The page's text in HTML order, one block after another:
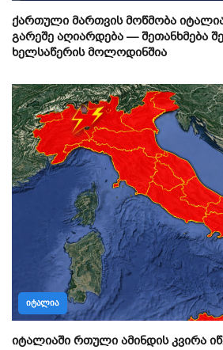
ქართული მართვის მოწმობა
გარეშე აღიარდება — შეთანხმება
ხელსაწერის მოლოდინშია
ᲘᲢᲐᲚᲘᲐ
იტალიაში რთული ამინდის კვირა